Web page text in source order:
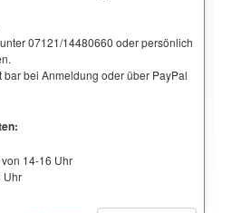
07121/14480660 oder persönlich
bar bei Anmeldung oder über PayPal
14-16 Uhr
Uhr